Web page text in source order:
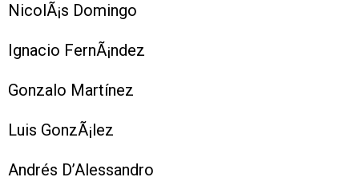
NicolÃ¡s Domingo
Ignacio FernÃ¡ndez
Gonzalo Martínez
Luis GonzÃ¡lez
Andrés D’Alessandro